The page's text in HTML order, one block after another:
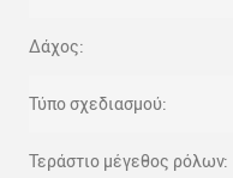
Δάχος:
Τύπο σχεδιασμού:
Τεράστιο μέγεθος ρόλων: